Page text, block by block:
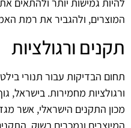
המוצרים, ולהגביר את רמת
תקנים ורגולציות
תחום הבדיקות עבור תנורי
ורגולציות מחמירות. בישראל,
מכון התקנים הישראלי, אשר